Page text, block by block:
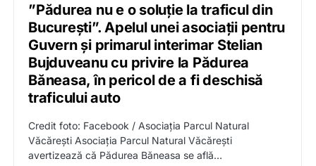
”Pădurea nu e o soluție la traficul din
București”. Apelul unei asociații pentru
Guvern și primarul interimar Stelian
Bujduveanu cu privire la Pădurea
Băneasa, în pericol de a fi deschisă
traficului auto
Credit foto: Facebook / Asociația Parcul Natural
Văcărești Asociația Parcul Natural Văcărești
avertizează că Pădurea Băneasa se află…